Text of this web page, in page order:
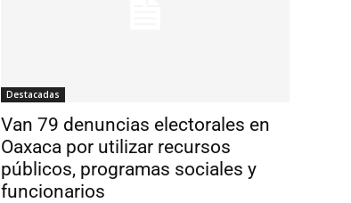
Destacadas
Van 79 denuncias electorales en
Oaxaca por utilizar recursos
públicos, programas sociales y
funcionarios